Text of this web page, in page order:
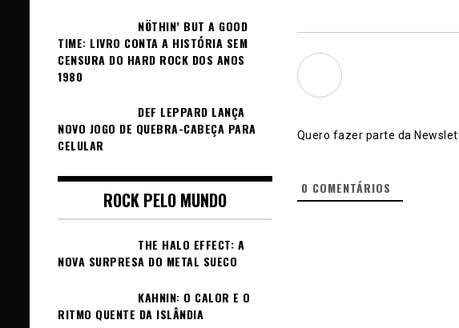
Quero fazer parte da
0 COMENTÁRIOS
NÖTHIN’ BUT A GOOD
TIME: LIVRO CONTA A HISTÓRIA SEM
CENSURA DO HARD ROCK DOS ANOS
1980
DEF LEPPARD LANÇA
NOVO JOGO DE QUEBRA-CABEÇA PARA
CELULAR
ROCK PELO MUNDO
THE HALO EFFECT: A
NOVA SURPRESA DO METAL SUECO
KAHNIN: O CALOR E O
RITMO QUENTE DA ISLÂNDIA